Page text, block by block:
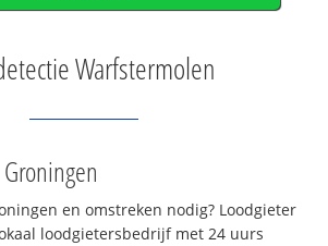
Warfstermolen
en omstreken nodig? Loodgieter
loodgietersbedrijf met 24 uurs